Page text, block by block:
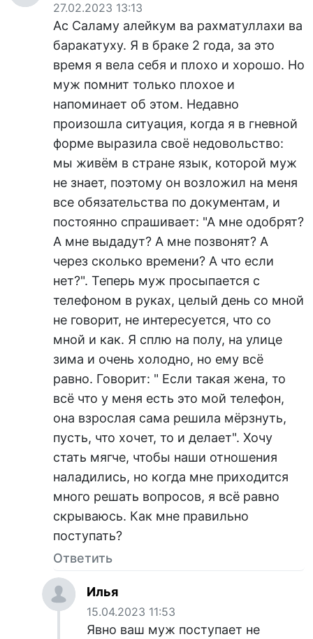
27.02.2023 13:13
Ас Саламу алейкум ва рахматуллахи ва
баракатуху. Я в браке 2 года, за это
время я вела себя и плохо и хорошо. Но
муж помнит только плохое и
напоминает об этом. Недавно
произошла ситуация, когда я в гневной
форме выразила своё недовольство:
мы живём в стране язык, которой муж
не знает, поэтому он возложил на меня
все обязательства по документам, и
постоянно спрашивает: "А мне одобрят?
А мне выдадут? А мне позвонят? А
через сколько времени? А что если
нет?". Теперь муж просыпается с
телефоном в руках, целый день со мной
не говорит, не интересуется, что со
мной и как. Я сплю на полу, на улице
зима и очень холодно, но ему всё
равно. Говорит: " Если такая жена, то
всё что у меня есть это мой телефон,
она взрослая сама решила мёрзнуть,
пусть, что хочет, то и делает". Хочу
стать мягче, чтобы наши отношения
наладились, но когда мне приходится
много решать вопросов, я всё равно
скрываюсь. Как мне правильно
поступать?
Ответить
Илья
15.04.2023 11:53
Явно ваш муж поступает не